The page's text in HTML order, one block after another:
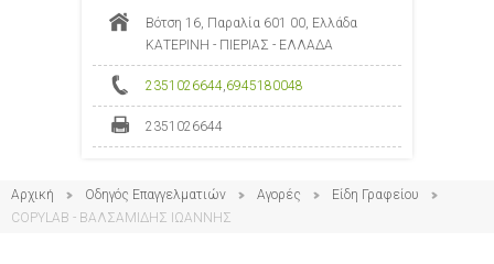
Βότση 16, Παραλία 601 00, Ελλάδα
ΚΑΤΕΡΙΝΗ - ΠΙΕΡΙΑΣ - ΕΛΛΑΔΑ
2351026644,6945180048
2351026644
Αρχική Οδηγός Επαγγελματιών Αγορές
Είδη Γραφείου
COPYLAB - ΒΑΛΣΑΜΙΔΗΣ ΙΩΑΝΝΗΣ